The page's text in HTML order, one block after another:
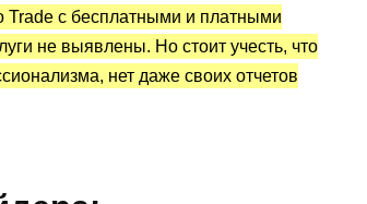
Trade с бесплатными и платными
не выявлены. Но стоит учесть, что
нет даже своих отчетов